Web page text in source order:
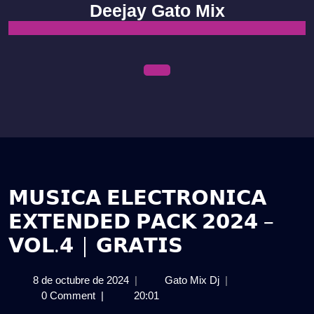
content
Deejay Gato Mix
𝗠𝗨𝗦𝗜𝗖𝗔 𝗘𝗟𝗘𝗖𝗧𝗥𝗢𝗡𝗜𝗖𝗔
𝗘𝗫𝗧𝗘𝗡𝗗𝗘𝗗 𝗣𝗔𝗖𝗞 𝟮𝟬𝟮𝟰 –
𝗩𝗢𝗟.𝟰 | 𝗚𝗥𝗔𝗧𝗜𝗦
8 de octubre de 20248
de
| Gato Mix Dj𝗠𝗨𝗦𝗜𝗖𝗔
|
0 Comment | 20:01